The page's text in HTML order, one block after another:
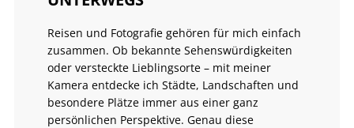
Reisen und Fotografie gehören für mich einfach
zusammen. Ob bekannte Sehenswürdigkeiten
oder versteckte Lieblingsorte – mit meiner
Kamera entdecke ich Städte, Landschaften und
besondere Plätze immer aus einer ganz
persönlichen Perspektive. Genau diese